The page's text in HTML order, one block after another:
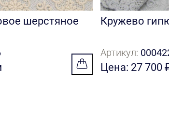
шерстяное Кружево
Артикул:
Цена: 27 700